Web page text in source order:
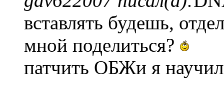
вставлять будешь,
мной поделиться?
патчить ОБЖи я